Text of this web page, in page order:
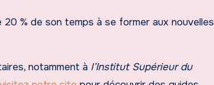
20 % de son temps à se former aux nouvelles
notamment à l’Institut Supérieur du